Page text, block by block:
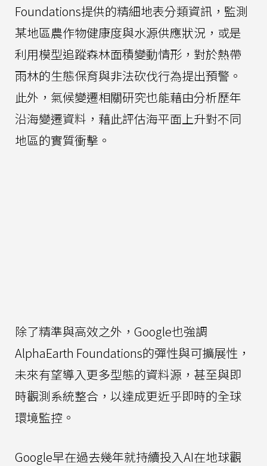
Foundations提供的精細地表分類資訊，監測
某地區農作物健康度與水源供應狀況，或是
利用模型追蹤森林面積變動情形，對於熱帶
雨林的生態保育與非法砍伐行為提出預警。
此外，氣候變遷相關研究也能藉由分析歷年
沿海變遷資料，藉此評估海平面上升對不同
地區的實質衝擊。
除了精準與高效之外，Google也強調
AlphaEarth Foundations的彈性與可擴展性，
未來有望導入更多型態的資料源，甚至與即
時觀測系統整合，以達成更近乎即時的全球
環境監控。
Google早在過去幾年就持續投入AI在地球觀